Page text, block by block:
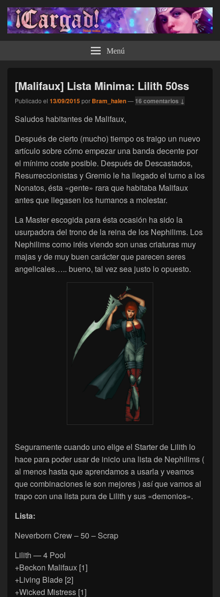
¡Cargad! Menú
[Malifaux] Lista Minima: Lilith 50ss
Publicado el 13/09/2015por Bram_halen— 16 comentarios ↓
Saludos habitantes de Malifaux,
Después de cierto (mucho) tiempo os traigo un nuevo
artículo sobre cómo empezar una banda decente por
el mínimo coste posible. Después de Descastados,
Resurreccionistas y Gremio le ha llegado el turno a los
Nonatos, ésta «gente» rara que habitaba Malifaux
antes que llegasen los humanos a molestar.
La Master escogida para ésta ocasión ha sido la
usurpadora del trono de la reina de los Nephilims. Los
Nephilims como iréis viendo son unas criaturas muy
majas y de muy buen carácter que parecen seres
angelicales….. bueno, tal vez sea justo lo opuesto.
Seguramente cuando uno elige el Starter de Lilith lo
hace para poder usar de inicio una lista de Nephilims (
al menos hasta que aprendamos a usarla y veamos
que combinaciones le son mejores ) así que vamos al
trapo con una lista pura de Lilith y sus «demonios».
Lista:
Neverborn Crew – 50 – Scrap
Lilith — 4 Pool
+Beckon Malifaux [1]
+Living Blade [2]
+Wicked Mistress [1]